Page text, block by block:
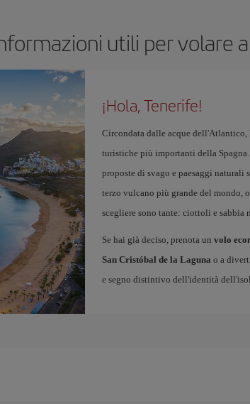
utili per volare
¡Hola, Tenerife!
Circondata dalle acque dell'Atlantico,
turistiche più importanti della Spagna.
proposte di svago e paesaggi
terzo vulcano più grande del mondo,
scegliere sono tante: ciottoli e sabbia
Se hai già deciso, prenota un volo
San Cristóbal de la Laguna o a
e segno distintivo dell'identità